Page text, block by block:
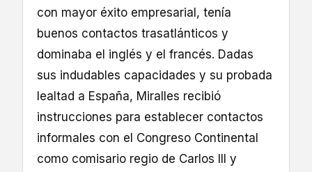
con mayor éxito empresarial, tenía
buenos contactos trasatlánticos y
dominaba el inglés y el francés. Dadas
sus indudables capacidades y su probada
lealtad a España, Miralles recibió
instrucciones para establecer contactos
informales con el Congreso Continental
como comisario regio de Carlos III y